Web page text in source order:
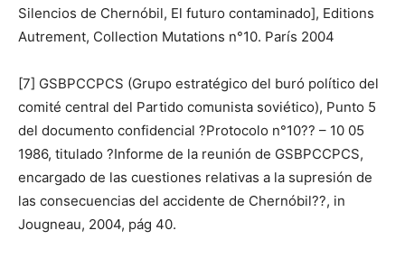
Silencios de Chernóbil, El futuro contaminado], Editions
Autrement, Collection Mutations n°10. París 2004
[7] GSBPCCPCS (Grupo estratégico del buró político del
comité central del Partido comunista soviético), Punto 5
del documento confidencial ?Protocolo n°10?? – 10 05
1986, titulado ?Informe de la reunión de GSBPCCPCS,
encargado de las cuestiones relativas a la supresión de
las consecuencias del accidente de Chernóbil??, in
Jougneau, 2004, pág 40.